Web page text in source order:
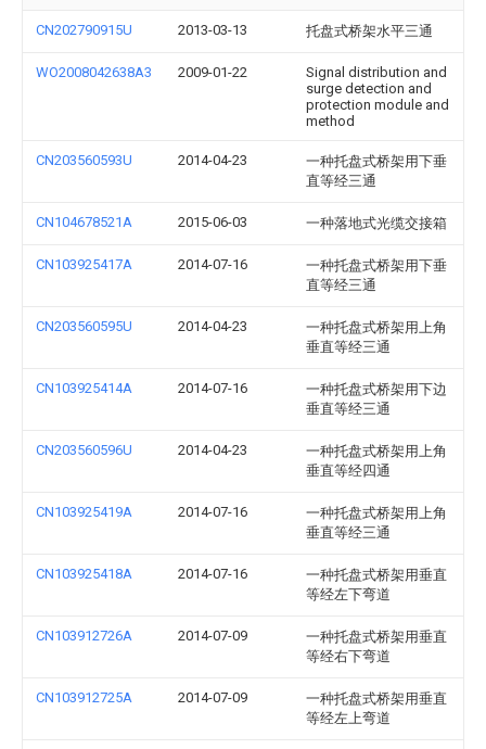
CN202790915U 2013-03-13 托盘式桥架水平三通
WO2008042638A3 2009-01-22
Signal distribution and
surge detection and
protection module and
method
CN203560593U 2014-04-23
一种托盘式桥架用下垂
直等经三通
CN104678521A 2015-06-03 一种落地式光缆交接箱
CN103925417A 2014-07-16
一种托盘式桥架用下垂
直等经三通
CN203560595U 2014-04-23
一种托盘式桥架用上角
垂直等经三通
CN103925414A 2014-07-16
一种托盘式桥架用下边
垂直等经三通
CN203560596U 2014-04-23
一种托盘式桥架用上角
垂直等经四通
CN103925419A 2014-07-16
一种托盘式桥架用上角
垂直等经三通
CN103925418A 2014-07-16
一种托盘式桥架用垂直
等经左下弯道
CN103912726A 2014-07-09
一种托盘式桥架用垂直
等经右下弯道
CN103912725A 2014-07-09
一种托盘式桥架用垂直
等经左上弯道